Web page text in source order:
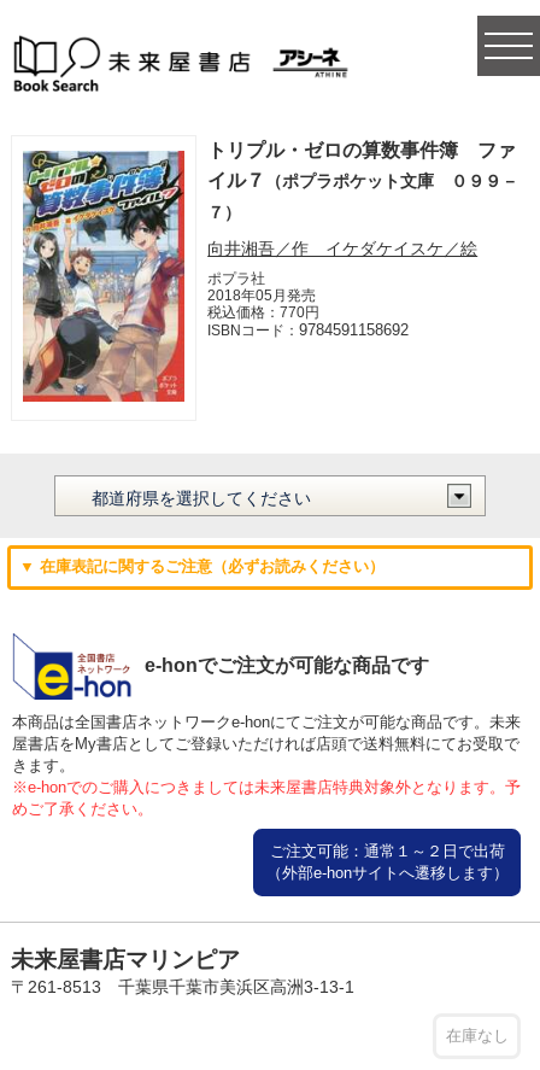
トリプル・ゼロの算数事件簿 ファ
イル７
（ポプラポケット文庫 ０９９－
７）
向井湘吾／作 イケダケイスケ／絵
ポプラ社
2018年05月発売
税込価格：770円
ISBNコード：9784591158692
▼ 在庫表記に関するご注意（必ずお読みください）
e-honでご注文が可能な商品です
本商品は全国書店ネットワークe-honにてご注文が可能な商品です。未来
屋書店をMy書店としてご登録いただければ店頭で送料無料にてお受取で
きます。
※e-honでのご購入につきましては未来屋書店特典対象外となります。予
めご了承ください。
ご注文可能：通常１～２日で出荷
（外部e-honサイトへ遷移します）
未来屋書店マリンピア
〒261-8513 千葉県千葉市美浜区高洲3-13-1
在庫なし